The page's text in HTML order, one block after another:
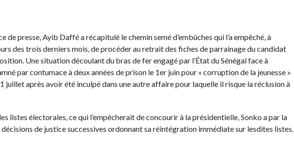
de presse, Ayib Daffé a récapitulé le chemin semé d’embûches qui l’a empêché, à
des trois derniers mois, de procéder au retrait des fiches de parrainage du candidat
Une situation découlant du bras de fer engagé par l’État du Sénégal face à
par contumace à deux années de prison le 1er juin pour « corruption de la jeunesse »
juillet après avoir été inculpé dans une autre affaire pour laquelle il risque la réclusion à
listes électorales, ce qui l’empêcherait de concourir à la présidentielle, Sonko a par la
de justice successives ordonnant sa réintégration immédiate sur lesdites listes.